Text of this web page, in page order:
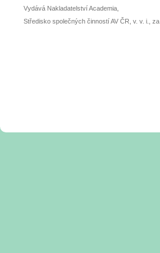
Vydává Nakladatelství Academia,
Středisko společných činností AV ČR, v. v. i.,